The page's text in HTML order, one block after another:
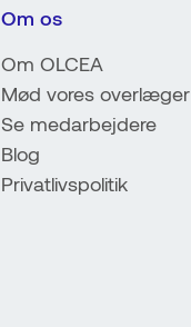
Om os
Om OLCEA
Mød vores overlæger
Se medarbejdere
Blog
Privatlivspolitik